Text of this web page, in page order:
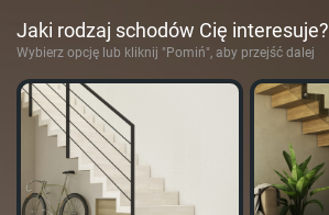
Jaki rodzaj schodów Cię interesuje?
Wybierz opcję lub kliknij "Pomiń", aby przejść dalej